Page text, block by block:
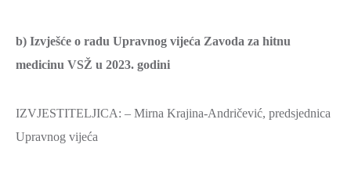
b) Izvješće o radu Upravnog vijeća Zavoda za hitnu
medicinu VSŽ u 2023. godini
IZVJESTITELJICA: – Mirna Krajina-Andričević, predsjednica
Upravnog vijeća